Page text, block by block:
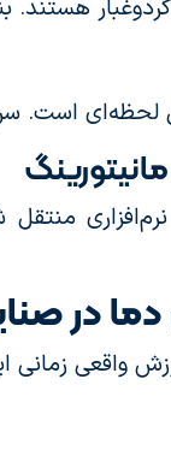
هستند.
لحظه‌ای است.
در
واقعی